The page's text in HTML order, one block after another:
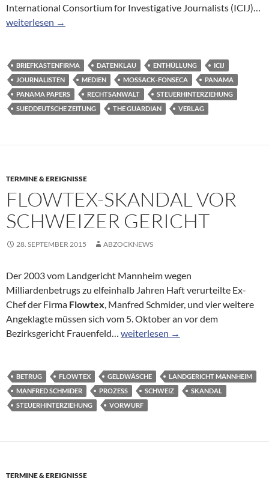
International Consortium for Investigative Journalists (ICIJ)…
Panama Papers: Bombe oder Blindgänger?
weiterlesen →
BRIEFKASTENFIRMA DATENKLAU ENTHÜLLUNG
ICIJ
JOURNALISTEN
MEDIEN MOSSACK-FONSECA
PANAMA
PANAMA PAPERS
RECHTSANWALT
STEUERHINTERZIEHUNG
SUEDDEUTSCHE ZEITUNG
THE GUARDIAN VERLAG
TERMINE & EREIGNISSE
FLOWTEX-SKANDAL VOR
SCHWEIZER GERICHT
28. SEPTEMBER 2015 ABZOCKNEWS
Der 2003 vom Landgericht Mannheim wegen
Milliardenbetrugs zu elfeinhalb Jahren Haft verurteilte Ex-
Chef der Firma Flowtex, Manfred Schmider, und vier weitere
Angeklagte müssen sich vom 5. Oktober an vor dem
Bezirksgericht Frauenfeld… Flowtex-Skandal vor Schweizer
weiterlesen →
BETRUG FLOWTEX GELDWÄSCHE
LANDGERICHT MANNHEIM
MANFRED SCHMIDER
PROZESS SCHWEIZ
SKANDAL
STEUERHINTERZIEHUNG
VORWURF
TERMINE & EREIGNISSE